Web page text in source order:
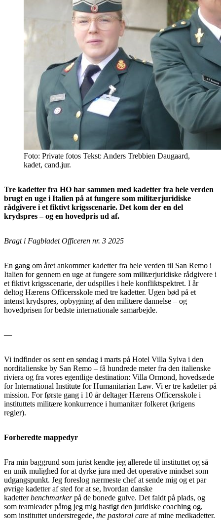
Foto: Private fotos Tekst: Anders Trebbien Daugaard,
kadet, cand.jur.
Tre kadetter fra HO har sammen med kadetter fra hele verden
brugt en uge i Italien på at fungere som militærjuridiske
rådgivere i et fiktivt krigsscenarie. Det kom der en del
krydspres – og en hovedpris ud af.
Bragt i Fagbladet Officeren nr. 3 2025
En gang om året ankommer kadetter fra hele verden til San Remo i
Italien for gennem en uge at fungere som militærjuridiske rådgivere i
et fiktivt krigsscenarie, der udspilles i hele konfliktspektret. I år
deltog Hærens Officersskole med tre kadetter. Ugen bød på et
intenst krydspres, opbygning af den militære dannelse – og
hovedprisen for bedste internationale samarbejde.
—
Vi indfinder os sent en søndag i marts på Hotel Villa Sylva i den
norditalienske by San Remo – få hundrede meter fra den italienske
riviera og fra vores egentlige destination: Villa Ormond, hovedsæde
for International Institute for Humanitarian Law. Vi er tre kadetter på
mission. For første gang i 10 år deltager Hærens Officersskole i
instituttets militære konkurrence i humanitær folkeret (krigens
regler).
Forberedte mappedyr
Fra min baggrund som jurist kendte jeg allerede til instituttet og så
en unik mulighed for at dyrke jura med det operative mindset som
udgangspunkt. Jeg foreslog nærmeste chef at sende mig og et par
øvrige kadetter af sted for at se, hvordan danske
kadetterbenchmarkerpå de bonede gulve. Det faldt på plads, og
som teamleader påtog jeg mig hastigt den juridiske coaching og,
som instituttet understregede, the pastoral care af mine medkadetter.